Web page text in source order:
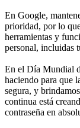
En Google,
prioridad, por lo
herramientas y
personal, incluidas
En el Día Mundial
haciendo para que
segura, y
continua está
contraseña en